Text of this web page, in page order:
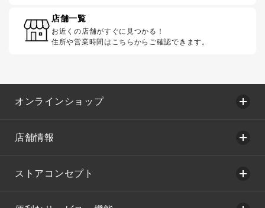
店舗一覧
お近くの店舗がすぐに見つかる！
住所や営業時間はこちらからご確認できます。
オンラインショップ
店舗情報
ストアコンセプト